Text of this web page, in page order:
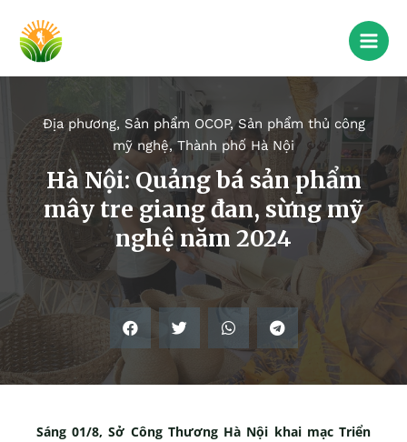
Địa phương, Sản phẩm OCOP,Sản phẩm thủ công
mỹ nghệ,Thành phố Hà Nội
Hà Nội: Quảng bá sản phẩm
mây tre giang đan, sừng mỹ
nghệ năm 2024
Sáng 01/8, Sở Công Thương Hà Nội khai mạc Triển